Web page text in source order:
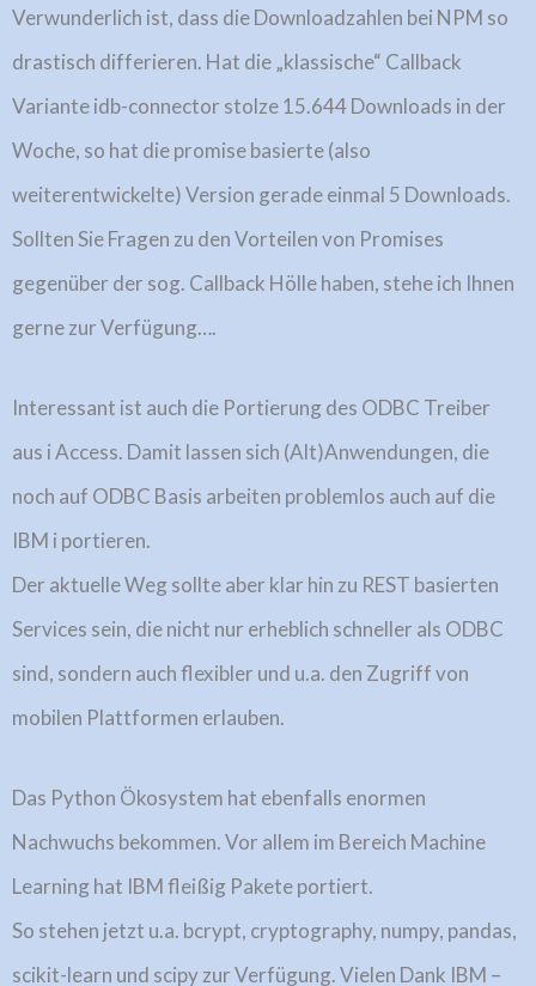
Verwunderlich ist, dass die Downloadzahlen bei NPM so
drastisch differieren. Hat die „klassische“ Callback
Variante idb-connector stolze 15.644 Downloads in der
Woche, so hat die promise basierte (also
weiterentwickelte) Version gerade einmal 5 Downloads.
Sollten Sie Fragen zu den Vorteilen von Promises
gegenüber der sog. Callback Hölle haben, stehe ich Ihnen
gerne zur Verfügung….
Interessant ist auch die Portierung des ODBC Treiber
aus i Access. Damit lassen sich (Alt)Anwendungen, die
noch auf ODBC Basis arbeiten problemlos auch auf die
IBM i portieren.
Der aktuelle Weg sollte aber klar hin zu REST basierten
Services sein, die nicht nur erheblich schneller als ODBC
sind, sondern auch flexibler und u.a. den Zugriff von
mobilen Plattformen erlauben.
Das Python Ökosystem hat ebenfalls enormen
Nachwuchs bekommen. Vor allem im Bereich Machine
Learning hat IBM fleißig Pakete portiert.
So stehen jetzt u.a. bcrypt, cryptography, numpy, pandas,
scikit-learn und scipy zur Verfügung. Vielen Dank IBM –